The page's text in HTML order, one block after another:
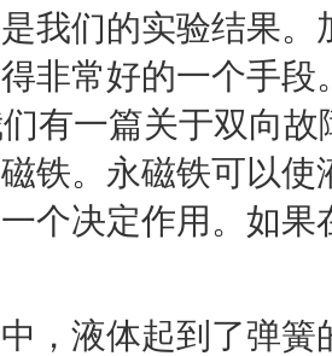
我们的实验结果
非常好的一个手
有一篇关于双向
铁。永磁铁可以
个决定作用。如
液体起到了弹簧